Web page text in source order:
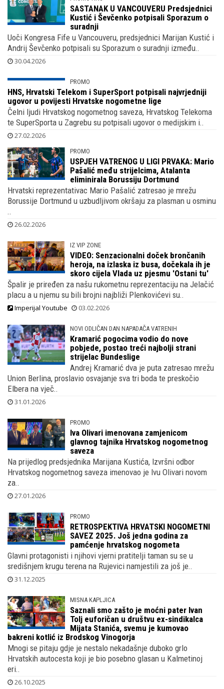
SASTANAK U VANCOUVERU Predsjednici
Kustić i Ševčenko potpisali Sporazum o
suradnji
Uoči Kongresa Fife u Vancouveru, predsjednici Marijan Kustić i
Andrij Ševčenko potpisali su Sporazum o suradnji između..
30.04.2026
PROMO
HNS, Hrvatski Telekom i SuperSport
potpisali najvrjedniji ugovor u povijesti
Hrvatske nogometne lige
Čelni ljudi Hrvatskog nogometnog saveza, Hrvatskog Telekoma
te SuperSporta u Zagrebu su potpisali ugovor o medijskim i..
PROMO
USPJEH VATRENOG U LIGI PRVAKA: Mario
Pašalić među strijelcima, Atalanta
eliminirala Borussiju Dortmund
Hrvatski reprezentativac Mario Pašalić zatresao je mrežu
Borussije Dortmund u uzbudljivom okršaju za plasman u osminu
..
IZ VIP ZONE
VIDEO: Senzacionalni doček brončanih
heroja, na izlaska iz busa, dočekala ih je
skoro cijela Vlada uz pjesmu 'Ostani tu'
Špalir je priređen za našu rukometnu reprezentaciju na Jelačić
placu a u njemu su bili brojni najbliži Plenkovićevi su..
NOVI ODLIČAN DAN NAPADAČA VATRENIH
Kramarić pogocima vodio do nove
pobjede, postao treći najbolji strani
strijelac Bundeslige
Andrej Kramarić dva je puta zatresao mrežu
Union Berlina, proslavio osvajanje sva tri boda te preskočio
Elbera na vječ..
PROMO
Iva Olivari imenovana zamjenicom
glavnog tajnika Hrvatskog nogometnog
saveza
Na prijedlog predsjednika Marijana Kustića, Izvršni odbor
Hrvatskog nogometnog saveza imenovao je Ivu Olivari novom
za..
PROMO
RETROSPEKTIVA HRVATSKI NOGOMETNI
SAVEZ 2025. Još jedna godina za
pamćenje hrvatskog nogometa
Glavni protagonisti i njihovi vjerni pratitelji taman su se u
središnjem krugu terena na Rujevici namjestili za još je..
MISNA KAPLJICA
Saznali smo zašto je moćni pater Ivan
Tolj euforičan u društvu ex-sindikalca
Mijata Stanića, svemu je kumovao
bakreni kotlić iz Brodskog Vinogorja
Mnogi se pitaju gdje je nestalo nekadašnje duboko grlo
Hrvatskih autocesta koji je bio posebno glasan u Kalmetinoj
eri..